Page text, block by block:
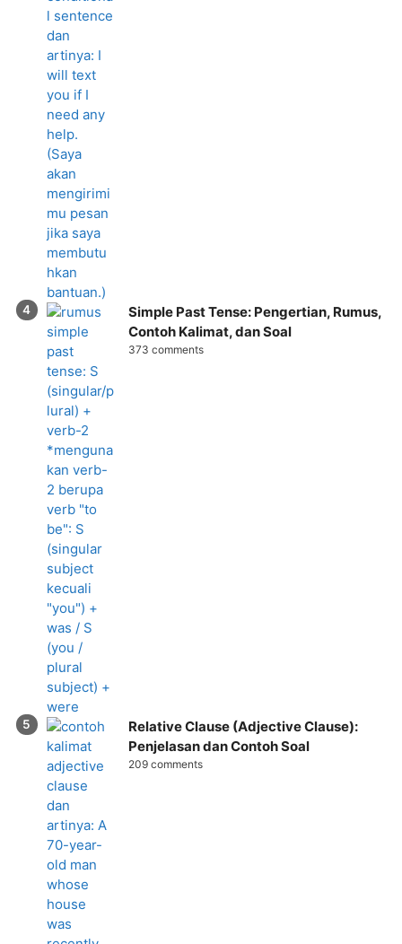
Simple Past Tense: Pengertian, Rumus,
Contoh Kalimat, dan Soal
373 comments
Relative Clause (Adjective Clause):
Penjelasan dan Contoh Soal
209 comments